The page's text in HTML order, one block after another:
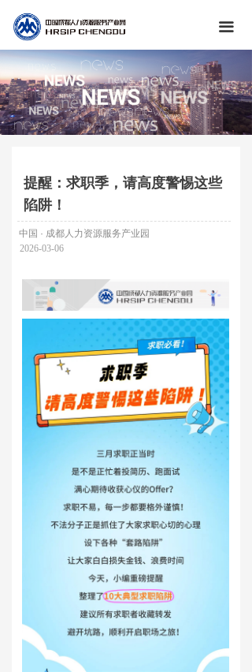
끀
提醒：求职季，请高度警惕这些
陷阱！
2026-03-06
中国 · 成都人力资源服务产业园